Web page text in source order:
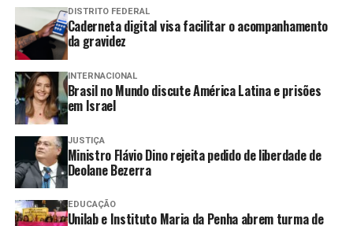
Lazer do DF, Renato
Junqueira.
O projeto segue os padrões técnicos da World Athletics,
com estrutura voltada ao alto rendimento, incluindo
sistema de cronometragem internacional, arbitragem
especializada e suporte médico completo. A competição
contará ainda com centro técnico, área de mídia e
transmissão global. A realização do Mundial também
prevê ações de inclusão social, sustentabilidade e
DISTRITO FEDERAL
Caderneta digital visa facilitar o acompanhamento
da gravidez
INTERNACIONAL
Brasil no Mundo discute América Latina e prisões
em Israel
JUSTIÇA
Ministro Flávio Dino rejeita pedido de liberdade de
Deolane Bezerra
EDUCAÇÃO
Unilab e Instituto Maria da Penha abrem turma de